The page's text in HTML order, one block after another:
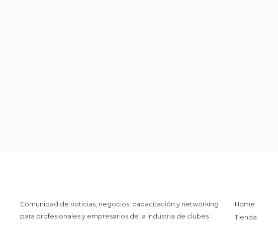
Comunidad de noticias, negocios, capacitación y networking
para profesionales y empresarios de la industria de clubes
Home
Tienda